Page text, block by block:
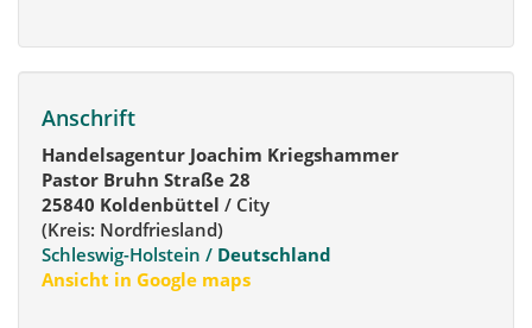
Anschrift
Handelsagentur Joachim Kriegshammer
Pastor Bruhn Straße 28
25840 Koldenbüttel / City
(Kreis: Nordfriesland)
Schleswig-Holstein / Deutschland
Ansicht in Google maps